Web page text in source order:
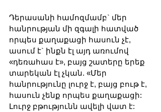
Դերասանի համոզմամբ` մեր
հանրության մի զգալի հատված
որպես քաղաքացի հասուն չէ,
ասում է` ինքն էլ այդ առումով
«դեռահաս է», բայց շատերը երեք
տարեկան էլ չկան. «Մեր
հանրությունը լուրջ է, բայց բութ է,
հասուն չենք որպես քաղաքացի:
Լուրջ բթությունն ավելի վատ է: